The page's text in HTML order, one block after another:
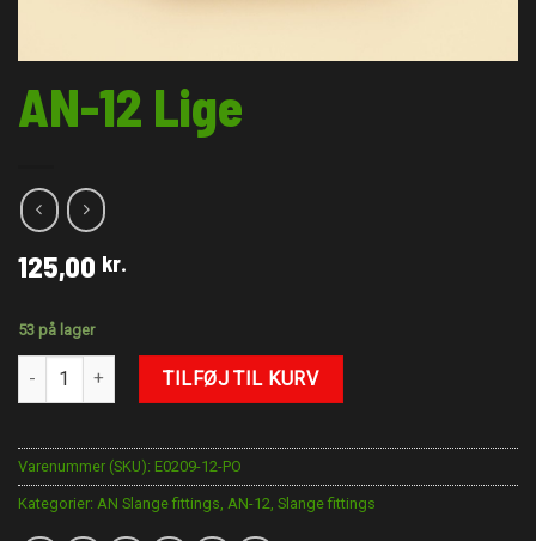
AN-12 Lige
125,00 kr.
53 på lager
AN-12 Lige antal TILFØJ TIL KURV
Varenummer (SKU): E0209-12-PO
Kategorier: AN Slange fittings AN-12 Slange fittings